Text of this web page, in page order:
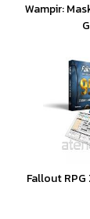
Wampir:
Fallout